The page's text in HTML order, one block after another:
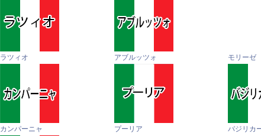
ラツィオ アブルッツォ モリーゼ
カンパーニャ プーリア バジリカ